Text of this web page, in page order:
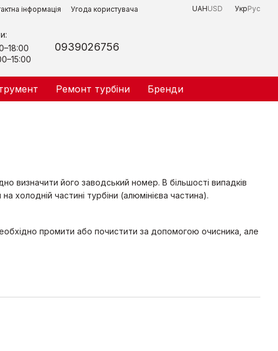
інформація Угода користувача UAHUSD УкрРус
0939026756
Ремонт турбіни Бренди
визначити його заводський номер. В більшості випадків
холодній частині турбіни (алюмінієва частина).
промити або почистити за допомогою очисника, але